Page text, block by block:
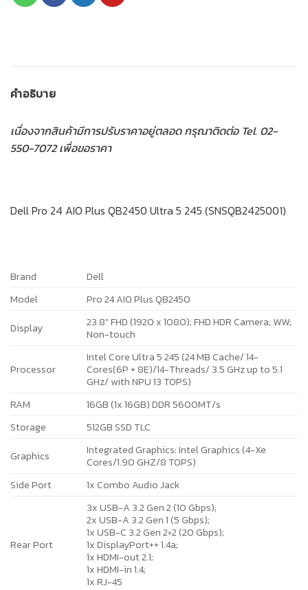
คำอธิบาย
เนื่องจากสินค้ามีการปรับราคาอยู่ตลอด กรุณาติดต่อ Tel. 02-
550-7072 เพื่อขอราคา
Dell Pro 24 AIO Plus QB2450 Ultra 5 245 (SNSQB2425001)
Brand
Dell
Model
Pro 24 AIO Plus QB2450
Display
23.8″ FHD (1920 x 1080); FHD HDR Camera; WW;
Non-touch
Processor
Intel Core Ultra 5 245 (24 MB Cache/ 14-
Cores(6P + 8E)/14-Threads/ 3.5 GHz up to 5.1
GHz/ with NPU 13 TOPS)
RAM
16GB (1x 16GB) DDR 5600MT/s
Storage
512GB SSD TLC
Graphics
Integrated Graphics: Intel Graphics (4-Xe
Cores/1.90 GHZ/8 TOPS)
Side Port
1x Combo Audio Jack
Rear Port
3x USB-A 3.2 Gen 2 (10 Gbps);
2x USB-A 3.2 Gen 1 (5 Gbps);
1x USB-C 3.2 Gen 2×2 (20 Gbps);
1x DisplayPort++ 1.4a;
1x HDMI-out 2.1;
1x HDMI-in 1.4;
1x RJ-45